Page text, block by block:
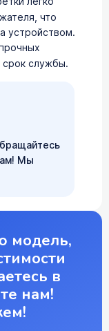
что
устройством.
срок службы.
Мы
модель,
в
нам!